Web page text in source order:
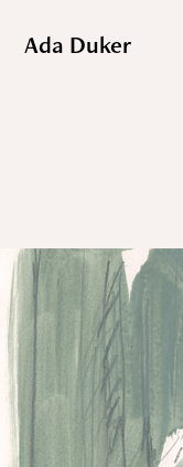
Ada Duker